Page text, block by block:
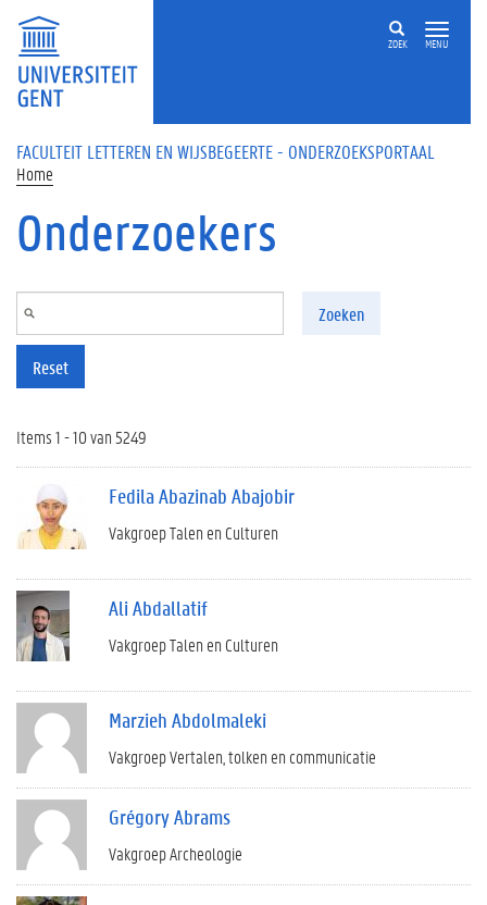
Overslaan en naar de inhoud gaan
ZOEK MENU
FACULTEIT LETTEREN EN WIJSBEGEERTE - ONDERZOEKSPORTAAL
Home
Onderzoekers
Zoeken
Reset
Items 1 - 10 van 5249
Fedila Abazinab Abajobir
Vakgroep Talen en Culturen
Ali Abdallatif
Vakgroep Talen en Culturen
Marzieh Abdolmaleki
Vakgroep Vertalen, tolken en communicatie
Grégory Abrams
Vakgroep Archeologie